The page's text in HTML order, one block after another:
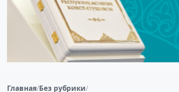
Главная/Без рубрики/